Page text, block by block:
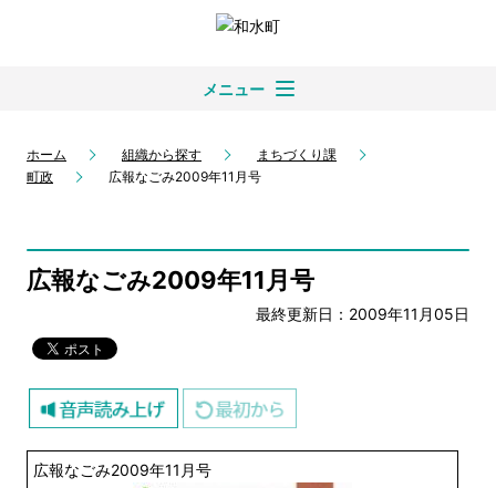
メニュー
ホーム 組織から探す
まちづくり課
町政
広報なごみ2009年11月号
広報なごみ2009年11月号
最終更新日：2009年11月05日
広報なごみ2009年11月号